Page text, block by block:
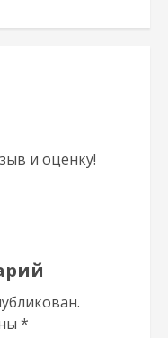
и оценку!
*